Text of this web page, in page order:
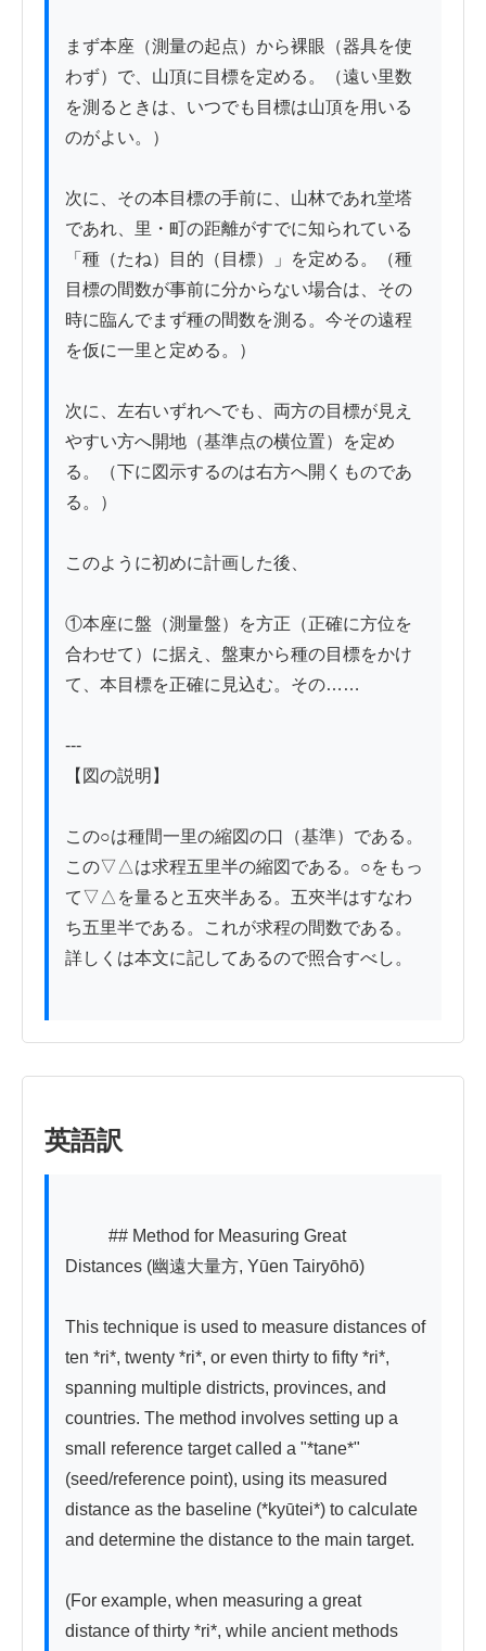
まず本座（測量の起点）から裸眼（器具を使
わず）で、山頂に目標を定める。（遠い里数
を測るときは、いつでも目標は山頂を用いる
のがよい。）
次に、その本目標の手前に、山林であれ堂塔
であれ、里・町の距離がすでに知られている
「種（たね）目的（目標）」を定める。（種
目標の間数が事前に分からない場合は、その
時に臨んでまず種の間数を測る。今その遠程
を仮に一里と定める。）
次に、左右いずれへでも、両方の目標が見え
やすい方へ開地（基準点の横位置）を定め
る。（下に図示するのは右方へ開くものであ
る。）
このように初めに計画した後、
①本座に盤（測量盤）を方正（正確に方位を
合わせて）に据え、盤東から種の目標をかけ
て、本目標を正確に見込む。その……
---
【図の説明】
この○は種間一里の縮図の口（基準）である。
この▽△は求程五里半の縮図である。○をもっ
て▽△を量ると五夾半ある。五夾半はすなわ
ち五里半である。これが求程の間数である。
詳しくは本文に記してあるので照合すべし。
英語訳
Distances (幽遠大量方, Yūen Tairyōhō)
This technique is used to measure distances of
ten *ri*, twenty *ri*, or even thirty to fifty *ri*,
spanning multiple districts, provinces, and
countries. The method involves setting up a
small reference target called a "*tane*"
(seed/reference point), using its measured
distance as the baseline (*kyūtei*) to calculate
and determine the distance to the main target.
(For example, when measuring a great
distance of thirty *ri*, while ancient methods